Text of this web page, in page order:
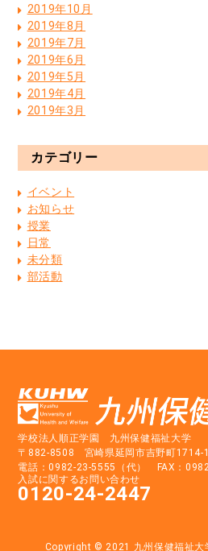
2019年10月
2019年8月
2019年7月
2019年6月
2019年5月
2019年4月
2019年3月
カテゴリー
イベント
お知らせ
授業
日常
未分類
部活動
学校法人順正学園 九州保健福祉大学
〒882-8508 宮崎県延岡市吉野町1714-1
電話：0982-23-5555（代） FAX：
入試に関するお問い合わせ
0120-24-2447
Copyright © 2021 九州保健福祉大